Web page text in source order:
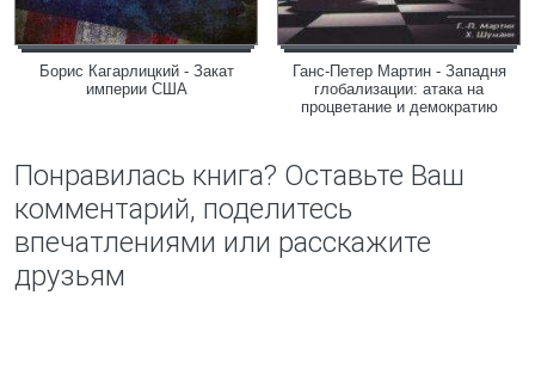
Борис Кагарлицкий - Закат
империи США
Ганс-Петер Мартин - Западня
глобализации: атака на
процветание и демократию
Понравилась книга? Оставьте Ваш
комментарий, поделитесь
впечатлениями или расскажите
друзьям